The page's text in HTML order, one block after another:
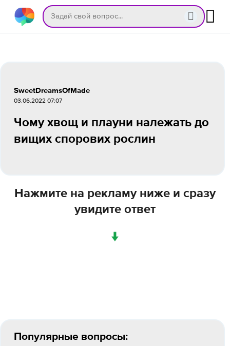
SweetDreamsOfMade
03.06.2022 07:07
Чому хвощ и плауни належать до
вищих спорових рослин
Нажмите на рекламу ниже и сразу
увидите ответ
↓
Популярные вопросы: